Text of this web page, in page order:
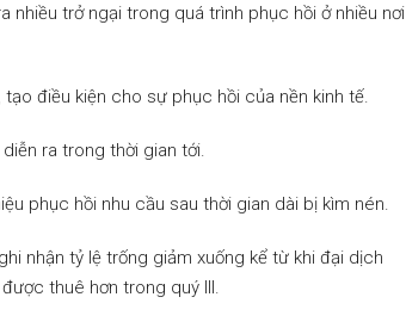
nhiều trở ngại trong quá trình phục hồi ở nhiều nơi
điều kiện cho sự phục hồi của nền kinh tế.
ra trong thời gian tới.
phục hồi nhu cầu sau thời gian dài bị kìm nén.
nhận tỷ lệ trống giảm xuống kể từ khi đại dịch
thuê hơn trong quý III.